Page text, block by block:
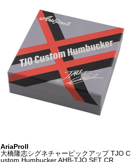
AriaProII
大橋隆志シグネチャーピックアップ TJO C
ustom Humbucker AHB-TJO SET CR